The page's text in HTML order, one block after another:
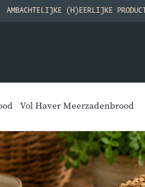
AMBACHTELIJKE (H)EERLIJKE
Vol Haver Meerzadenbrood